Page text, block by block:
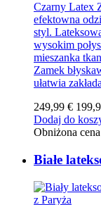
Czarny Latex
efektowna
styl.
wysokim
mieszanka
Zamek
ułatwia
249,99 €
Dodaj do
Obniżona
Białe